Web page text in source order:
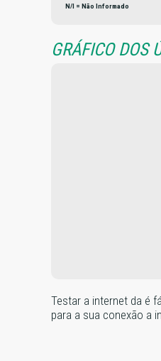
N/I = Não Informado
GRÁFICO DOS
Testar a internet da é
para a sua conexão a